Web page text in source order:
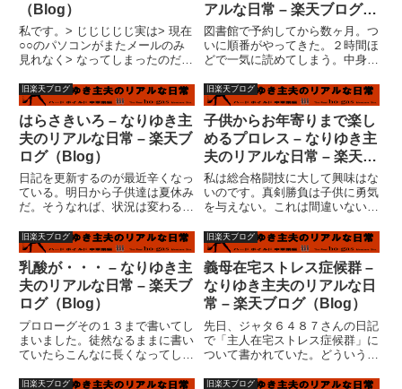
（Blog）
私です。> じじじじじ実は> 現在
○○のパソコンがまたメールのみ
見れなく> なってしまったのだ。
う？インターネット見れてるなら
エアステーションとか内部ネット
ワークの影響じゃないと思うよ。
メールサーバーの問題か？...
アルな日常 – 楽天ブログ
（Blog）
図書館で予約してから数ヶ月。つ
いに順番がやってきた。２時間ほ
どで一気に読めてしまう。中身が
しみということで・・・ダメ？泣
ける人には泣けますか・・・私？
泣きました。(T_T)私が何故、
「積木くずし」にこだわったの...
旧楽天ブログ
はらさきいろ – なりゆき主
夫のリアルな日常 – 楽天ブ
ログ（Blog）
日記を更新するのが最近辛くなっ
ている。明日から子供達は夏休み
だ。そうなれば、状況は変わるの
ずれにしても、この夏休みの過ご
し方は大事だ。去年はよく覚えて
いない。たぶん、去年は失業して
日々の暮らしに不安だらけだっ
た...
旧楽天ブログ
子供からお年寄りまで楽し
めるプロレス – なりゆき主
夫のリアルな日常 – 楽天ブ
ログ（Blog）
私は総合格闘技に大して興味はな
いのです。真剣勝負は子供に勇気
を与えない。これは間違いない。
ち上がってくる、不屈の精神を持
ったヒーローなのだ。私の求めて
いるものでもあるのだが。家の子
供達がプロレス好きなのは、勿
論...
旧楽天ブログ
乳酸が・・・ – なりゆき主
夫のリアルな日常 – 楽天ブ
ログ（Blog）
プロローグその１３まで書いてし
まいました。徒然なるままに書い
ていたらこんなに長くなってしま
りあえず考えていません。主人公
旧楽天ブログ
義母在宅ストレス症候群 –
なりゆき主夫のリアルな日
常 – 楽天ブログ（Blog）
先日、ジャタ６４８７さんの日記
で「主人在宅ストレス症候群」に
ついて書かれていた。どういうこ
年退職等をして家にいることが日
旧楽天ブログ 旧楽天ブログ